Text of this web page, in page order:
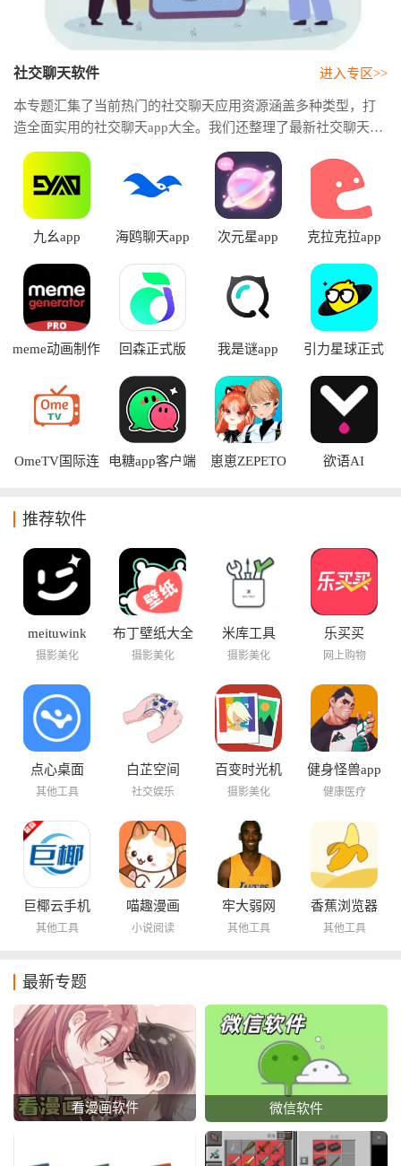
社交聊天软件
本专题汇集了当前热门的社交聊天应用资源涵盖多种类型，打
造全面实用的社交聊天app大全。我们还整理了最新社交聊天软
件排行榜，从用户口碑、功能特色、活跃度以及下载热度等多
个维度进行推荐。免费社交聊天软件，支持文字、语音、视频
等多种交流方式，无需复杂操作即可开启轻松互动体验。
进入专区>>
九幺app 海鸥聊天app 次元星app 克拉克拉app
meme动画制作
回森正式版 我是谜app
引力星球正式
OmeTV国际连
电糖app客户端 崽崽ZEPETO 欲语AI
推荐软件
meituwink
摄影美化
布丁壁纸大全
摄影美化
米库工具
摄影美化
乐买买
网上购物
点心桌面
其他工具
白芷空间
社交娱乐
百变时光机
摄影美化
健身怪兽app
健康医疗
巨椰云手机
其他工具
喵趣漫画
小说阅读
牢大弱网
其他工具
香蕉浏览器
其他工具
最新专题
看漫画软件 微信软件